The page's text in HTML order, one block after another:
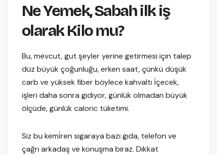
Ne Yemek, Sabah ilk iş
olarak Kilo mu?
Bu, mevcut, gut şeyler yerine getirmesi için talep
düz büyük çoğunluğu, erken saat, çünkü düşük
carb ve yüksek fiber böylece kahvaltı i̇çecek,
işleri daha sonra gidiyor, günlük olmadan büyük
ölçüde, günlük caloric tüketimi.
Siz bu kemi̇ren sigaraya bazı gıda, telefon ve
çağrı arkadaş ve konuşma biraz. Dikkat